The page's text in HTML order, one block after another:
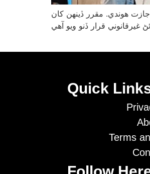
جڏهن ته بسنت لاءِ صرف 6 کان 8 فيبروري تائين محدود اجازت هوندي. مقرر ڏينهن کان
Quick
Terms